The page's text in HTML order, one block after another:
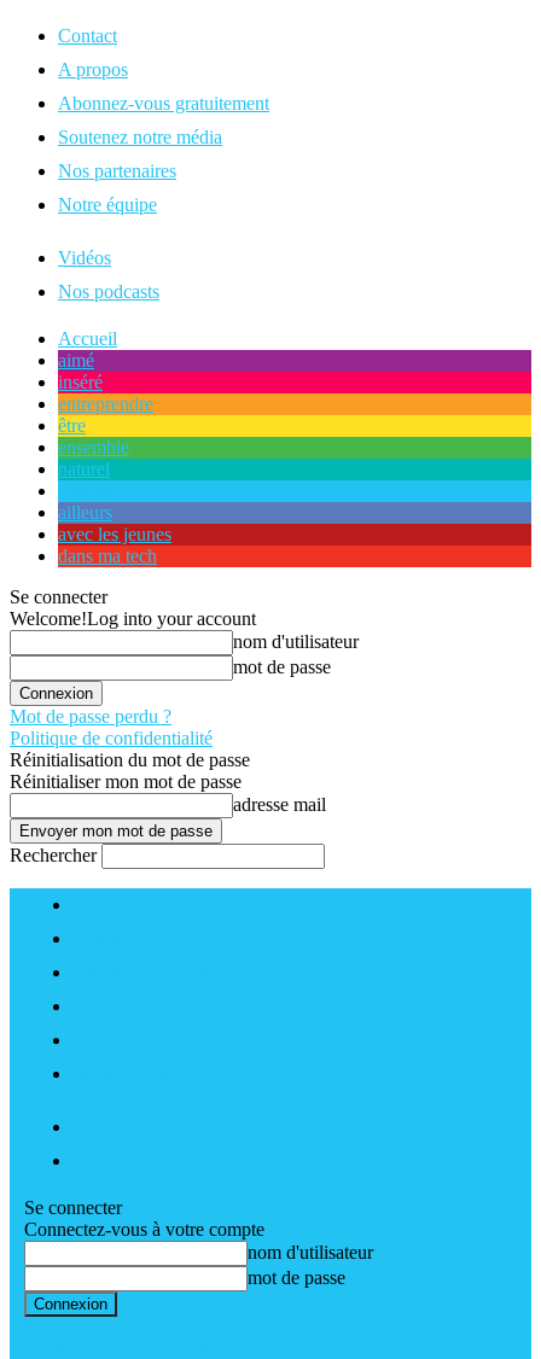
Contact
A propos
Abonnez-vous gratuitement
Soutenez notre média
Nos partenaires
Notre équipe
Vidéos
Nos podcasts
Accueil
aimé
inséré
entreprendre
être
ensemble
naturel
ailleurs
avec les jeunes
dans ma tech
Se connecter
Welcome!Log into your account
nom d'utilisateur
mot de passe
Mot de passe perdu ?
Politique de confidentialité
Réinitialisation du mot de passe
Réinitialiser mon mot de passe
adresse mail
Rechercher
Se connecter
Connectez-vous à votre compte
nom d'utilisateur
mot de passe